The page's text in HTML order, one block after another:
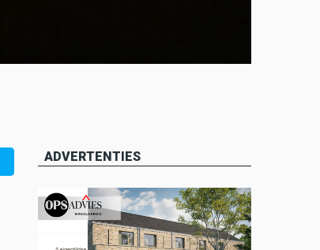
ADVERTENTIES